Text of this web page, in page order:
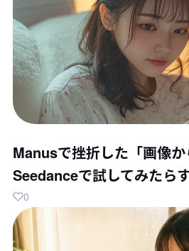
Manusで挫折した「画像
Seedanceで試してみたら
0